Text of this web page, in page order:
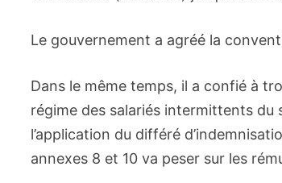
Le gouvernement a agréé la
Dans le même temps, il a confié à
régime des salariés intermittents du
l’application du différé
annexes 8 et 10 va peser sur les